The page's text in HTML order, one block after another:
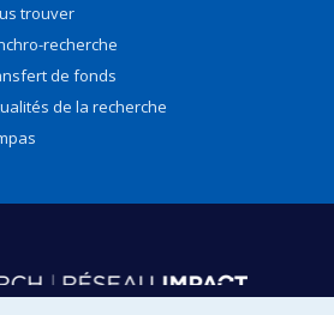
trouver
recherche
de fonds
de la recherche